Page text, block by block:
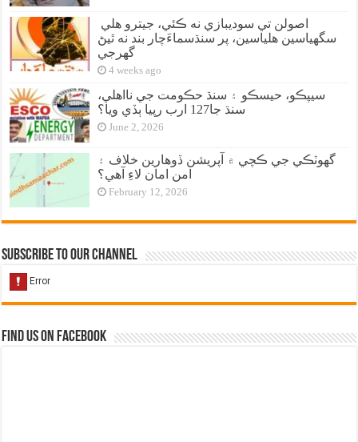
سگهياسين هلياسين، پر سنڌسماءَچار بند نه ٿيڻ
گهرجي
4 weeks ago
سيپڪو، حيسڪو ۽ سنڌ حڪومت جي نااهلي،
سنڌ جا127 ارب رپيا ٻڏي ويا؟
June 2, 2026
گهوٽڪي جي ڪچي ۾ آپريشن ڏوهارين خلاف ۽
امن امان لاءِ آهي؟
February 12, 2026
Subscribe to our Channel
Find us on Facebook